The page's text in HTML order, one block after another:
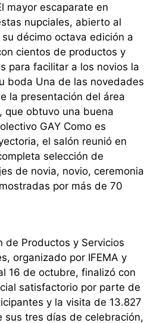
mayor escaparate en
nupciales, abierto al
décimo octava edición a
cientos de productos y
para facilitar a los novios la
boda Una de las novedades
la presentación del área
que obtuvo una buena
GAY Como es
el salón reunió en
selección de
de novia, novio, ceremonia
por más de 70
de Productos y Servicios
organizado por IFEMA y
16 de octubre, finalizó con
satisfactorio por parte de
y la visita de 13.827
sus tres días de celebración,